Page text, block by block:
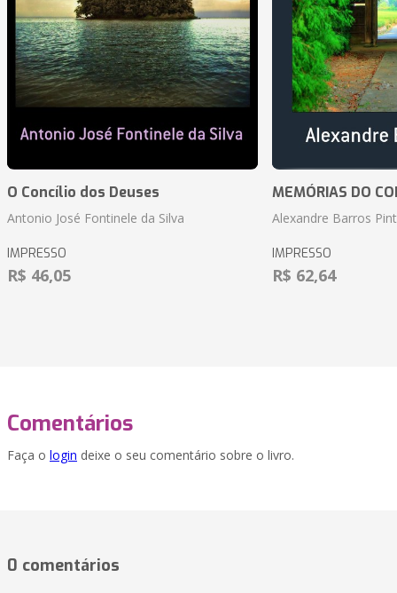
O Concílio dos Deuses
Antonio José Fontinele da Silva
IMPRESSO
R$ 46,05
MEMÓRIAS DO
Alexandre Barros
IMPRESSO
R$ 62,64
Comentários
Faça o login deixe o seu comentário sobre o livro.
0 comentários